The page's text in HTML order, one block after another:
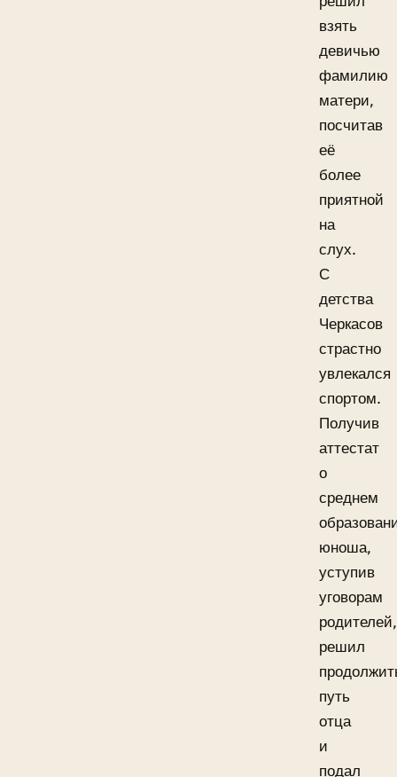
взять
девичью
фамилию
матери,
посчитав
её
более
приятной
на
слух.
С
детства
Черкасов
страстно
увлекался
спортом.
Получив
аттестат
о
среднем
юноша,
уступив
уговорам
родителей,
решил
путь
отца
и
подал